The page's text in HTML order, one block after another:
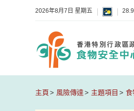
2026年8月7日 星期五
主頁 風險傳達 主題項目 食